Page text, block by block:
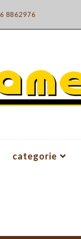
8862976
categorie